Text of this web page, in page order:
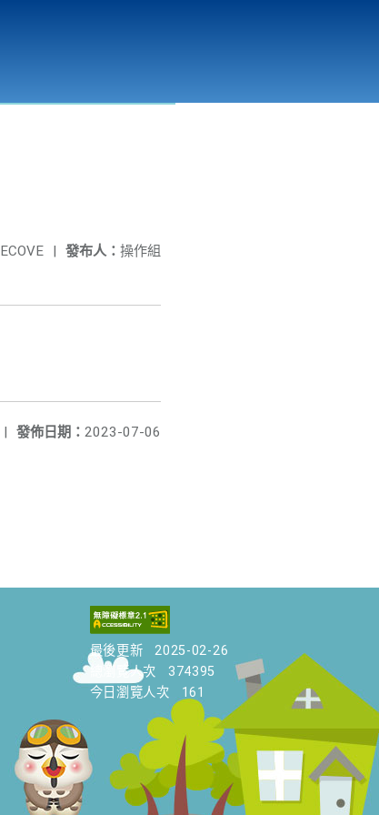
發布人： 操作組
ECOVE |
發佈日期： 2023-07-06
|
最後更新
2025-02-26
總瀏覽人次
374395
今日瀏覽人次
161